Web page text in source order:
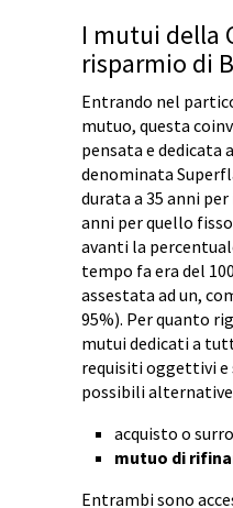
I mutui della
risparmio di
Entrando nel
mutuo, questa
pensata e dedicata
denominata
durata a 35 anni
anni per quello
avanti la
tempo fa era del
assestata ad un,
95%). Per quanto
mutui dedicati a
requisiti oggettivi e
possibili
acquisto o
mutuo di
Entrambi sono